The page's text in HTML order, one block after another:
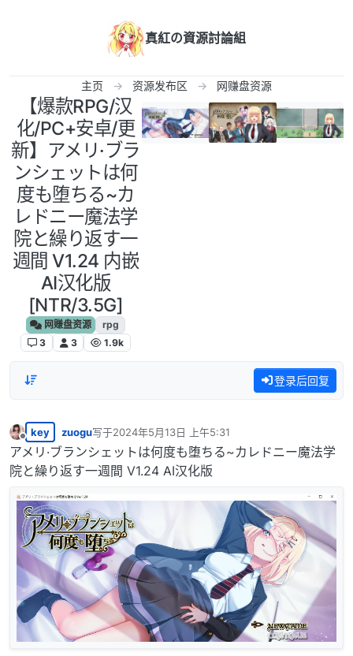
真紅の資源討論組
主页 资源发布区 网赚盘资源
【爆款RPG/汉
化/PC+安卓/更
新】アメリ·ブラ
ンシェットは何
度も堕ちる~カ
レドニー魔法学
院と繰り返す一
週間 V1.24 内嵌
AI汉化版
[NTR/3.5G]
网赚盘资源
rpg
3
3 1.9k
登录后回复
离线
key zuogu写于2024年5月13日 上午5:31
最后由 编辑
アメリ·ブランシェットは何度も堕ちる~カレドニー魔法学
院と繰り返す一週間 V1.24 AI汉化版